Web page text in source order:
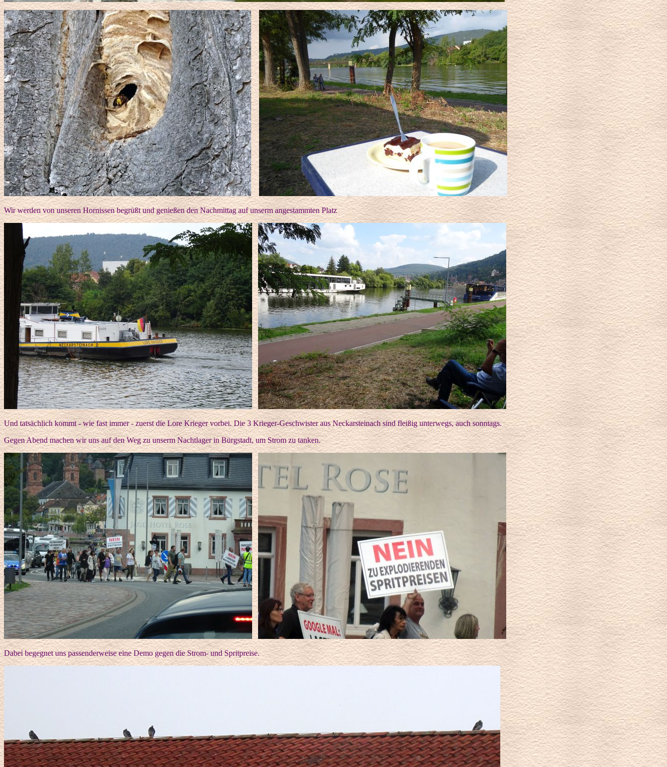
Wir werden von unseren Hornissen begrüßt und genießen den Nachmittag auf unserm angestammten Platz
Und tatsächlich kommt - wie fast immer - zuerst die Lore Krieger vorbei. Die 3 Krieger-Geschwister aus Neckarsteinach sind fleißig unterwegs, auch sonntags.
Gegen Abend machen wir uns auf den Weg zu unserm Nachtlager in Bürgstadt, um Strom zu tanken.
Dabei begegnet uns passenderweise eine Demo gegen die Strom- und Spritpreise.